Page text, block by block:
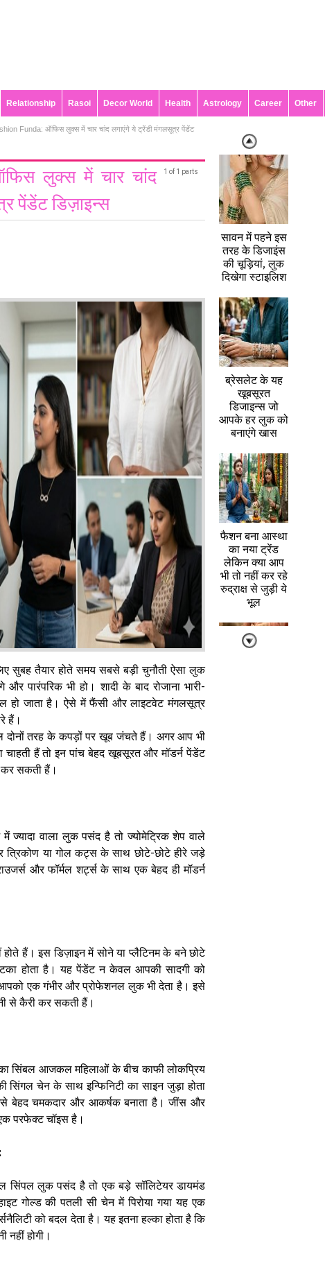
Relationship Rasoi Decor World Health Astrology Career Other
Funda: ऑफिस लुक्स में चार चांद लगाएंगे ये ट्रेंडी मंगलसूत्र पेंडेंट
1 of 1 parts
लुक्स में चार चांद
पेंडेंट डिज़ाइन्स
सुबह तैयार होते समय सबसे बड़ी चुनौती ऐसा लुक
पारंपरिक भी हो। शादी के बाद रोजाना भारी-
हो जाता है। ऐसे में फैंसी और लाइटवेट मंगलसूत्र
हैं।
तरह के कपड़ों पर खूब जंचते हैं। अगर आप भी
चाहती हैं तो इन पांच बेहद खूबसूरत और मॉडर्न पेंडेंट
सकती हैं।
ज्यादा वाला लुक पसंद है तो ज्योमेट्रिक शेप वाले
या गोल कट्स के साथ छोटे-छोटे हीरे जड़े
और फॉर्मल शर्ट्स के साथ एक बेहद ही मॉडर्न
हैं। इस डिज़ाइन में सोने या प्लैटिनम के बने छोटे
होता है। यह पेंडेंट न केवल आपकी सादगी को
आपको एक गंभीर और प्रोफेशनल लुक भी देता है। इसे
से कैरी कर सकती हैं।
का सिंबल आजकल महिलाओं के बीच काफी लोकप्रिय
सिंगल चेन के साथ इन्फिनिटी का साइन जुड़ा होता
बेहद चमकदार और आकर्षक बनाता है। जींस और
परफेक्ट चॉइस है।
लुक पसंद है तो एक बड़े सॉलिटेयर डायमंड
गोल्ड की पतली सी चेन में पिरोया गया यह एक
को बदल देता है। यह इतना हल्का होता है कि
होगी।
सावन में पहने इस
तरह के डिजाइंस
की चूड़ियां, लुक
दिखेगा स्टाइलिश
ब्रेसलेट के यह
खूबसूरत
डिजाइन्स जो
आपके हर लुक को
बनाएंगे खास
फैशन बना आस्था
का नया ट्रेंड
लेकिन क्या आप
भी तो नहीं कर रहे
रुद्राक्ष से जुड़ी ये
भूल